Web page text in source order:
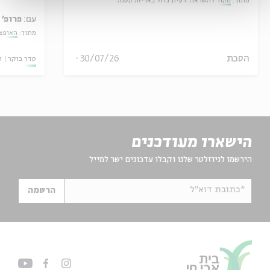
הסכת 30/07/26
עם: פרופ'
מתוך:
סדר בוקר
הישארו מעודכנים
הירשמו לניוזלטר שלנו וקבלו עדכונים ישר למייל
*כתובת דוא"ל הרשמה